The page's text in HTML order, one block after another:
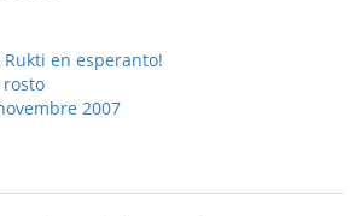
Rukti en esperanto!
rosto
2007